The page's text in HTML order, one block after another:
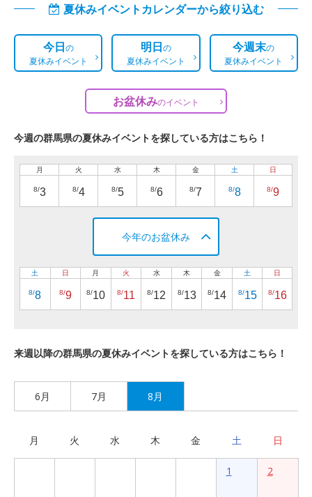
夏休みイベントカレンダーから絞り込む
今日の
夏休みイベント
明日の
夏休みイベント
今週末の
夏休みイベント
お盆休みのイベント
今週の群馬県の夏休みイベントを探している方はこちら！
月
8/3
火
8/4
水
8/5
木
8/6
金
8/7
土
8/8
日
8/9
今年のお盆休み
土
8/8
日
8/9
月
8/10
火
8/11
水
8/12
木
8/13
金
8/14
土
8/15
日
8/16
来週以降の群馬県の夏休みイベントを探している方はこちら！
6月 7月 8月
月 火 水 木 金 土 日
1 2